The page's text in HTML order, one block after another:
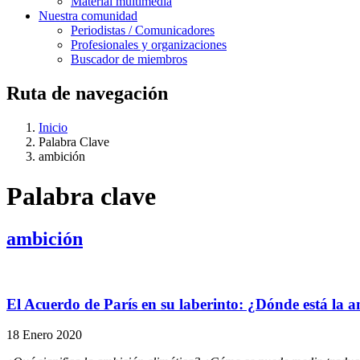
Nuestra comunidad
Periodistas / Comunicadores
Profesionales y organizaciones
Buscador de miembros
Ruta de navegación
Inicio
Palabra Clave
ambición
Palabra clave
ambición
El Acuerdo de París en su laberinto: ¿Dónde está la
18 Enero 2020